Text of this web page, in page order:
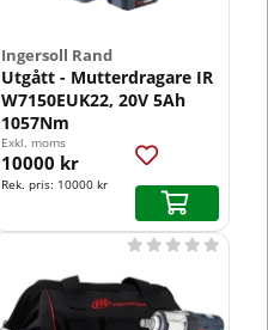
Ingersoll Rand
Utgått - Mutterdragare IR
W7150EUK22, 20V 5Ah
1057Nm
Exkl. moms
10000 kr
Rek. pris: 10000 kr
    